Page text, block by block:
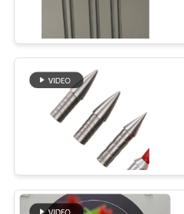
GIRO
DELLA
FABBRICA
CONTROLLO
DI
QUALITÀ